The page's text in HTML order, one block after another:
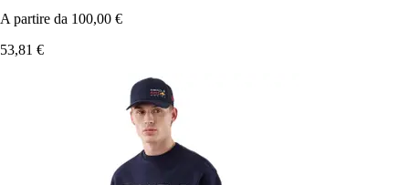
A partire da 100,00 €
53,81 €